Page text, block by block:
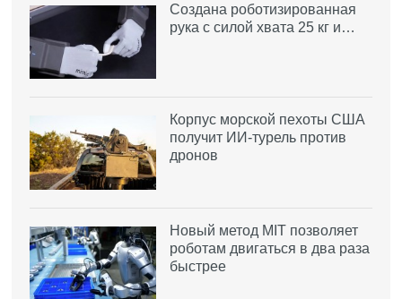
Создана роботизированная
рука с силой хвата 25 кг и…
Корпус морской пехоты США
получит ИИ-турель против
дронов
Новый метод MIT позволяет
роботам двигаться в два раза
быстрее